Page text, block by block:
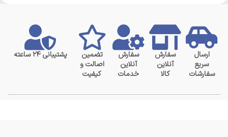
ارسال
سریع
سفارشات
سفارش
آنلاین
کالا
سفارش
آنلاین
خدمات
تضمین
اصالت و
کیفیت
پشتیبانی ۲۴ ساعته